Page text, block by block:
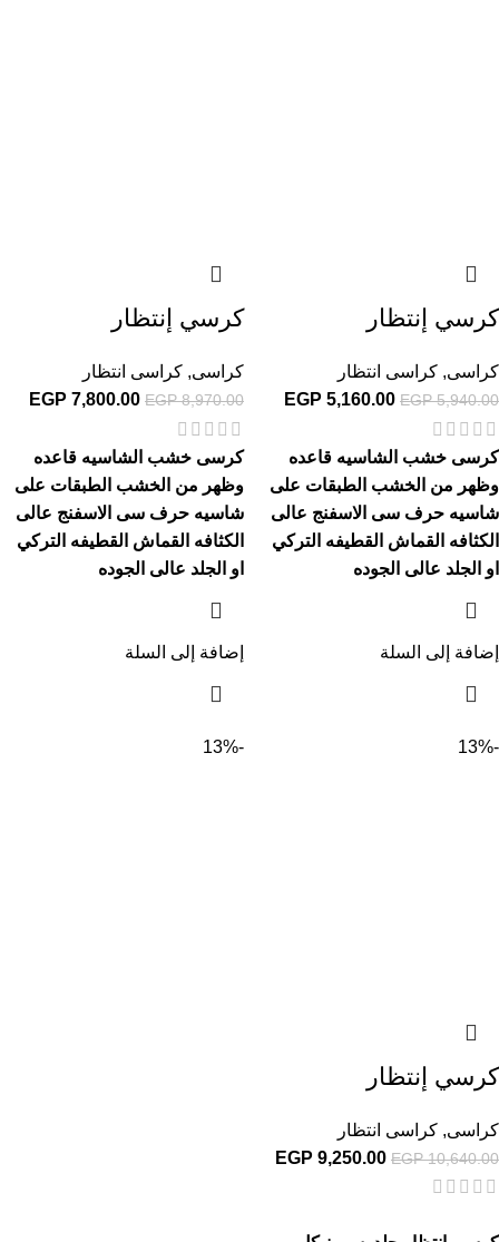
كرسي إنتظار
كراسى, كراسى انتظار
EGP5,940.00
EGP 5,160.00
كرسى خشب الشاسيه قاعده
وظهر من الخشب الطبقات على
شاسيه حرف سى الاسفنج عالى
الكثافه القماش القطيفه التركي
او الجلد عالى الجوده
إضافة إلى السلة
كرسي إنتظار
كراسى, كراسى انتظار
EGP8,970.00
EGP 7,800.00
كرسى خشب الشاسيه قاعده
وظهر من الخشب الطبقات على
شاسيه حرف سى الاسفنج عالى
الكثافه القماش القطيفه التركي
او الجلد عالى الجوده
إضافة إلى السلة
-13%
كرسي إنتظار
كراسى, كراسى انتظار
EGP10,640.00
EGP 9,250.00
-13%